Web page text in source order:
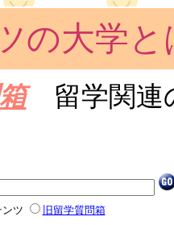
の大学と
留学関連
ツ 旧留学質問箱